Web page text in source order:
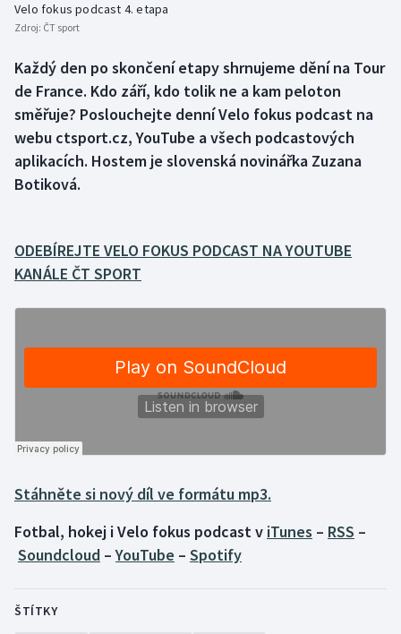
Curling
Dostihy
Florbal
Futsal
Gymnastika
Lezení
Lyže a snowboard
Moderní pětiboj
Velo fokus podcast 4. etapa
Zdroj: ČT sport
Každý den po skončení etapy shrnujeme dění na Tour
de France. Kdo září, kdo tolik ne a kam peloton
směřuje? Poslouchejte denní Velo fokus podcast na
webu ctsport.cz, YouTube a všech podcastových
aplikacích. Hostem je slovenská novinářka Zuzana
Botiková.
ODEBÍREJTE VELO FOKUS PODCAST NA YOUTUBE
KANÁLE ČT SPORT
Stáhněte si nový díl ve formátu mp3.
Fotbal, hokej i Velo fokus podcast v iTunes – RSS –
Soundcloud –YouTube – Spotify
ŠTÍTKY